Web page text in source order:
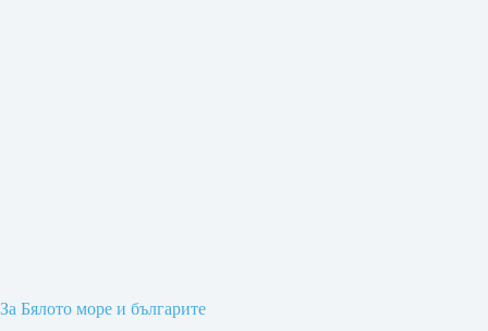
За Бялото море и българите